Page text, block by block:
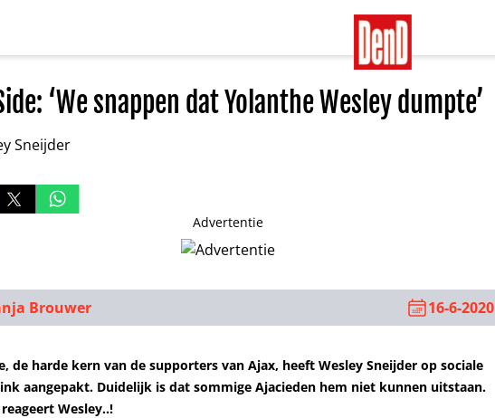
‘We snappen dat Yolanthe Wesley dumpte’
Advertentie
Brouwer 16-6-2020
de harde kern van de supporters van Ajax, heeft Wesley Sneijder op sociale
aangepakt. Duidelijk is dat sommige Ajacieden hem niet kunnen uitstaan.
Wesley..!